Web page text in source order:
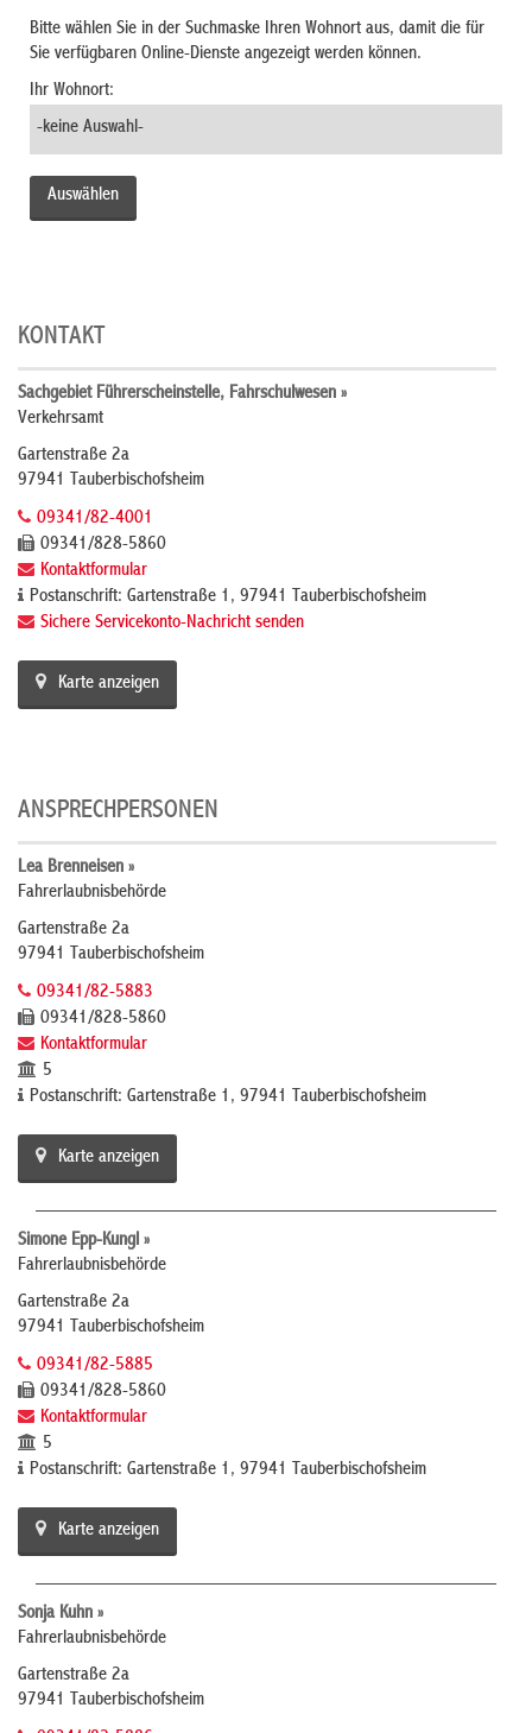
Bitte wählen Sie in der Suchmaske Ihren Wohnort aus, damit die für
Sie verfügbaren Online-Dienste angezeigt werden können.
Ihr Wohnort:
KONTAKT
Sachgebiet Führerscheinstelle, Fahrschulwesen »
Verkehrsamt
Gartenstraße 2a
97941 Tauberbischofsheim
09341/82-4001
09341/828-5860
Kontaktformular
Postanschrift: Gartenstraße 1, 97941 Tauberbischofsheim
Sichere Servicekonto-Nachricht senden
Karte anzeigen
ANSPRECHPERSONEN
Lea Brenneisen »
Fahrerlaubnisbehörde
Gartenstraße 2a
97941 Tauberbischofsheim
09341/82-5883
09341/828-5860
Kontaktformular
5
Postanschrift: Gartenstraße 1, 97941 Tauberbischofsheim
Karte anzeigen
Simone Epp-Kungl »
Fahrerlaubnisbehörde
Gartenstraße 2a
97941 Tauberbischofsheim
09341/82-5885
09341/828-5860
Kontaktformular
5
Postanschrift: Gartenstraße 1, 97941 Tauberbischofsheim
Karte anzeigen
Sonja Kuhn »
Fahrerlaubnisbehörde
Gartenstraße 2a
97941 Tauberbischofsheim